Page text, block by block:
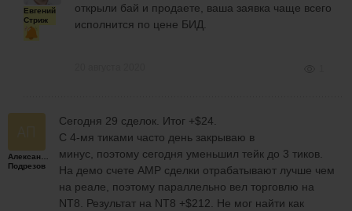
Евгений
Стриж
открыли бай и продаете, ваша заявка чаще всего
исполнится по цене БИД.
Александр
Подрезов
Сегодня 29 сделок. Итог +$24.
С 4-мя тиками часто день закрываю в
минус, поэтому сегодня уменьшил тейк до 3 тиков.
На демо счете AMP сделки отрабатывают лучше чем
на реале, поэтому параллельно вел торговлю на
NT8. Результат на NT8 +$212. Не мог найти как